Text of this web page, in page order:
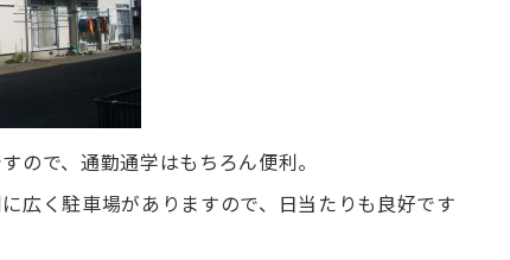
ので、通勤通学はもちろん便利。
広く駐車場がありますので、日当たりも良好です